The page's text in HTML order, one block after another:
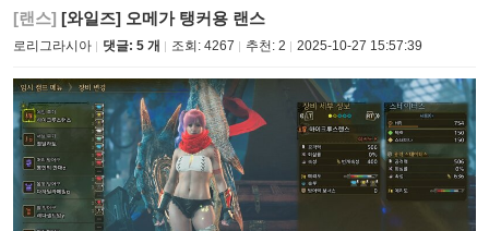
[랜스] [와일즈] 오메가 탱커용 랜스
로리그라시아 댓글: 5 개 조회: 4267 추천: 2 2025-10-27 15:57:39